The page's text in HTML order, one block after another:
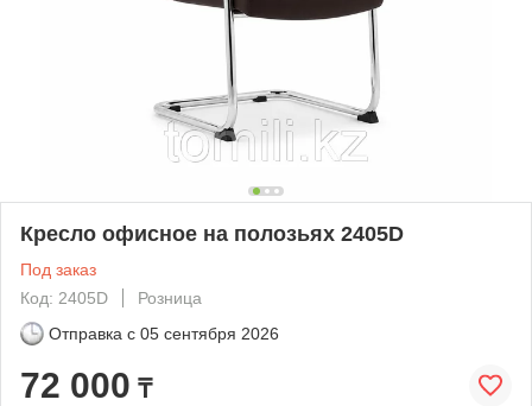
Кресло офисное на полозьях 2405D
Под заказ
Код: 2405D
Розница
Отправка с 05 сентября 2026
72 000 ₸